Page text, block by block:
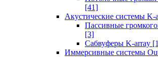
[41]
Акустические системы K-
Пассивные
[3]
Сабвуферы K-array
Иммерсивные системы